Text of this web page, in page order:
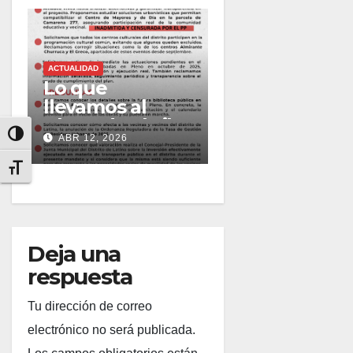
Alternar alto contraste
Alternar tamaño de letra
ACTUALIDAD
Lo que
llevamos al
Pleno de abril
2026
ABR 12, 2026
Deja una
respuesta
Tu dirección de correo
electrónico no será publicada.